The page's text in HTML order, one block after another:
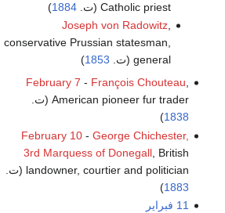
Catholic priest (ت.
1884
)
Joseph von Radowitz,
conservative Prussian statesman,
general (ت.
1853
)
February 7 - François Chouteau,
American pioneer fur trader (ت.
1838
)
February 10- George Chichester,
3rd Marquess of Donegall, British
landowner, courtier and politician (ت.
1883
)
11 فبراير